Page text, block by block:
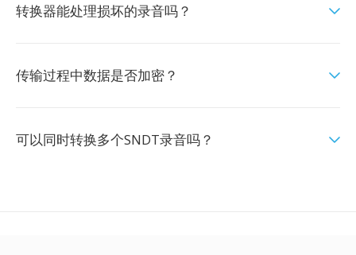
转换器能处理损坏的录音吗？
传输过程中数据是否加密？
可以同时转换多个SNDT录音吗？